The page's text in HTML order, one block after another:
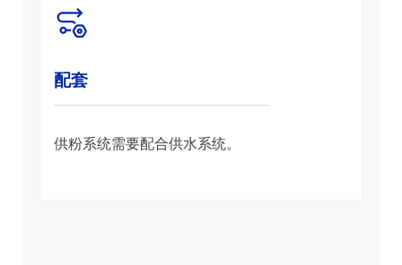
配套
供粉系统需要配合供水系统。